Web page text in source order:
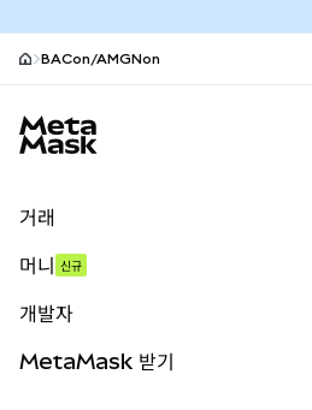
BACon/AMGNon
거래
무기한 선물
실물자산
머니 신규
개발자
MetaMask 받기